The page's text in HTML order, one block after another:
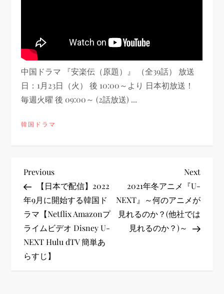
中国ドラマ 『安楽伝（原題）』 （全39話） 放送
日：1月23日（火） 後 10:00～より 日本初放送！
毎週火曜 後 09:00～ (2話放送) ...
韓国ドラマ
投
稿
ナ
ビ
Previous
Post
Previous
【日本で配信】2022
年9月に開始する韓国ド
ラマ【Netflix Amazonプ
ライムビデオ Disney U-
NEXT Hulu dTV 簡単あ
らすじ】
Next
Post
Next
2021年冬アニメ『U-
NEXT』～何のアニメが
見れるのか？(他社では
見れるのか？)～